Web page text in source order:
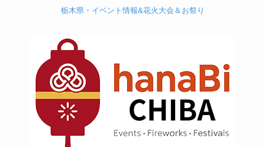
栃木県・イベント情報&花火大会＆お祭り